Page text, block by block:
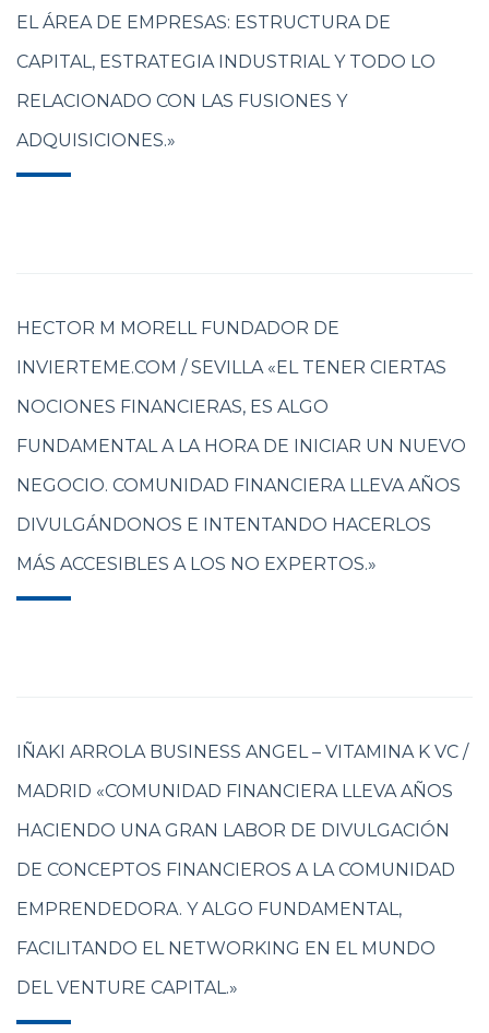
EL ÁREA DE EMPRESAS: ESTRUCTURA DE
CAPITAL, ESTRATEGIA INDUSTRIAL Y TODO LO
RELACIONADO CON LAS FUSIONES Y
ADQUISICIONES.»
HECTOR M MORELL FUNDADOR DE
INVIERTEME.COM / SEVILLA «EL TENER CIERTAS
NOCIONES FINANCIERAS, ES ALGO
FUNDAMENTAL A LA HORA DE INICIAR UN NUEVO
NEGOCIO. COMUNIDAD FINANCIERA LLEVA AÑOS
DIVULGÁNDONOS E INTENTANDO HACERLOS
MÁS ACCESIBLES A LOS NO EXPERTOS.»
IÑAKI ARROLA BUSINESS ANGEL – VITAMINA K VC /
MADRID «COMUNIDAD FINANCIERA LLEVA AÑOS
HACIENDO UNA GRAN LABOR DE DIVULGACIÓN
DE CONCEPTOS FINANCIEROS A LA COMUNIDAD
EMPRENDEDORA. Y ALGO FUNDAMENTAL,
FACILITANDO EL NETWORKING EN EL MUNDO
DEL VENTURE CAPITAL.»